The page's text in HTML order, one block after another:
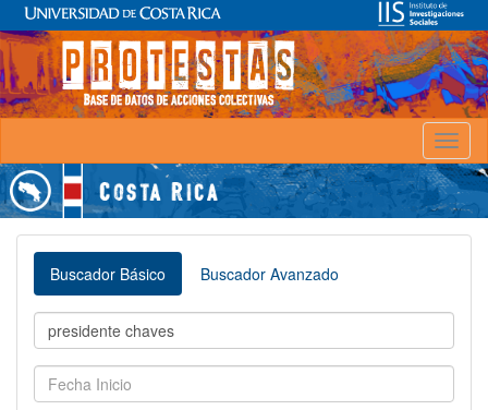
Buscador Básico Buscador Avanzado